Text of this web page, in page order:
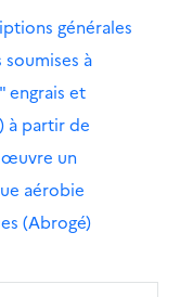
générales
à
engrais et
à partir de
œuvre un
aérobie
(Abrogé)